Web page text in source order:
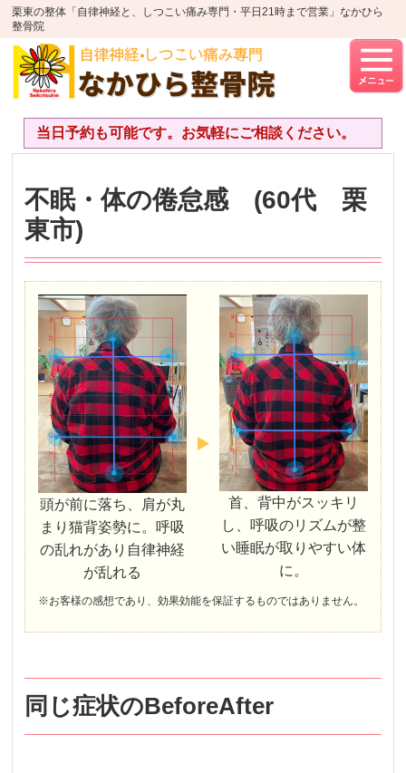
栗東の整体「自律神経と、しつこい痛み専門・平日21時まで営業」なかひら
整骨院
当日予約も可能です。お気軽にご相談ください。
不眠・体の倦怠感 (60代 栗
東市)
頭が前に落ち、肩が丸
まり猫背姿勢に。呼吸
の乱れがあり自律神経
が乱れる
首、背中がスッキリ
し、呼吸のリズムが整
い睡眠が取りやすい体
に。
※お客様の感想であり、効果効能を保証するものではありません。
同じ症状のBeforeAfter